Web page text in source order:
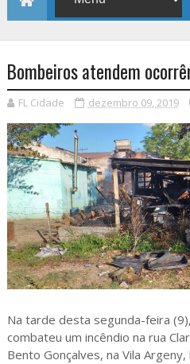
Bombeiros atendem
FL Cidade dezembro 09, 2019
Na tarde desta segunda-feira
combateu um incêndio na rua
Bento Gonçalves, na Vila